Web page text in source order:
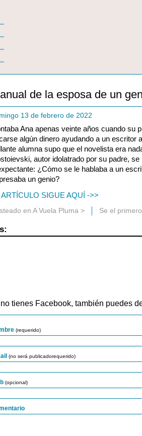
de la esposa de un
13 de febrero de 2022
Ana apenas veinte años cuando su
algún dinero ayudando a un escritor
alumna supo que el novelista era
autor idolatrado por su padre,
¿Cómo se le hablaba a un
un genio?
ARTÍCULO SIGUE AQUÍ ->>
en A Vuela Pluma > Se el
tienes Facebook, también puedes
(requerido)
(no será publicadorequerido)
(opcional)